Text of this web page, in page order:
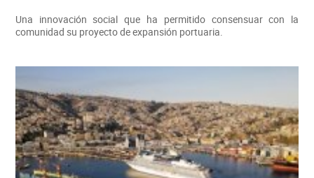
Una innovación social que ha permitido consensuar con la
comunidad su proyecto de expansión portuaria.